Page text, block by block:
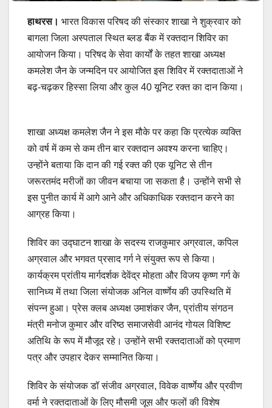
हाथरस। भारत विकास परिषद की संस्कार शाखा ने शुक्रवार को
बागला जिला अस्पताल स्थित ब्लड बैंक में रक्तदान शिविर का
आयोजन किया। परिषद के सेवा कार्यों के तहत शाखा अध्यक्ष
कमलेश जैन के जन्मदिन पर आयोजित इस शिविर में रक्तदाताओं ने
बढ़-चढ़कर हिस्सा लिया और कुल 40 यूनिट रक्त का दान किया।
शाखा अध्यक्ष कमलेश जैन ने इस मौके पर कहा कि प्रत्येक व्यक्ति
को वर्ष में कम से कम तीन बार रक्तदान अवश्य करना चाहिए।
उन्होंने बताया कि दान की गई रक्त की एक यूनिट से तीन
जरूरतमंद मरीजों का जीवन बचाया जा सकता है। उन्होंने सभी से
इस पुनीत कार्य में आगे आने और अधिकाधिक रक्तदान करने का
आग्रह किया।
शिविर का उद्घाटन शाखा के सदस्य राजकुमार अग्रवाल, कपिल
अग्रवाल और भगवत प्रसाद गर्ग ने संयुक्त रूप से किया।
कार्यक्रम प्रांतीय मार्गदर्शक देवेंद्र मोहता और विजय कृष्ण गर्ग के
सानिध्य में तथा जिला संयोजक अनिल वार्ष्णेय की उपस्थिति में
संपन्न हुआ। प्रेस क्लब अध्यक्ष उमाशंकर जैन, प्रांतीय संगठन
मंत्री मनोज कुमार और वरिष्ठ समाजसेवी आनंद गोयल विशिष्ट
अतिथि के रूप में मौजूद रहे। उन्होंने सभी रक्तदाताओं को प्रमाण
पत्र और उपहार देकर सम्मानित किया।
शिविर के संयोजक डॉ संजीव अग्रवाल, विवेक वार्ष्णेय और प्रवीण
वर्मा ने रक्तदाताओं के लिए मौसमी जूस और फलों की विशेष